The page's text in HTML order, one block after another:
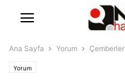
Ana Sayfa Yorum Çemberler
Yorum